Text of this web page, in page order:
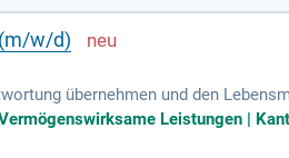
w/d)
übernehmen und den
Leistungen |